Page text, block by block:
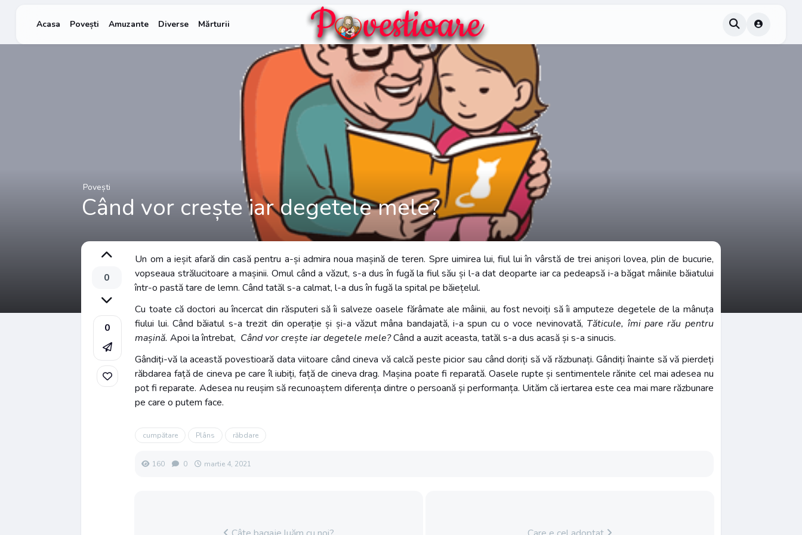
Acasa Povești Amuzante Diverse Mărturii
Povești
Când vor crește iar degetele mele?
0
0
Un om a ieșit afară din casă pentru a-și admira noua mașină de teren. Spre uimirea lui, fiul lui în vârstă de trei anișori lovea, plin de bucurie,
vopseaua strălucitoare a mașinii. Omul când a văzut, s-a dus în fugă la fiul său și l-a dat deoparte iar ca pedeapsă i-a băgat mâinile băiatului
într-o pastă tare de lemn. Când tatăl s-a calmat, l-a dus în fugă la spital pe băiețelul.
Cu toate că doctori au încercat din răsputeri să îi salveze oasele fărâmate ale mâinii, au fost nevoiți să îi amputeze degetele de la mânuța
fiului lui. Când băiatul s-a trezit din operație și și-a văzut mâna bandajată, i-a spun cu o voce nevinovată, Tăticule, îmi pare rău pentru
mașină. Apoi la întrebat, Când vor crește iar degetele mele?Când a auzit aceasta, tatăl s-a dus acasă și s-a sinucis.
Gândiți-vă la această povestioară data viitoare când cineva vă calcă peste picior sau când doriți să vă răzbunați. Gândiți înainte să vă pierdeți
răbdarea față de cineva pe care îl iubiți, față de cineva drag. Mașina poate fi reparată. Oasele rupte și sentimentele rănite cel mai adesea nu
pot fi reparate. Adesea nu reușim să recunoaștem diferența dintre o persoană și performanța. Uităm că iertarea este cea mai mare răzbunare
pe care o putem face.
cumpătare Plâns răbdare
160 0 martie 4, 2021